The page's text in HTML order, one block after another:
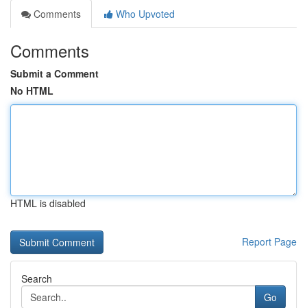
Comments
Who Upvoted
Comments
Submit a Comment
No HTML
HTML is disabled
Report Page
Search
Go